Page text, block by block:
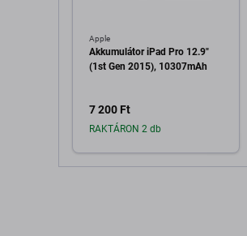
Apple
Akkumulátor iPad Pro 12.9"
(1st Gen 2015), 10307mAh
7 200 Ft
RAKTÁRON 2 db